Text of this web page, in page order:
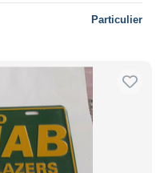
Particulier